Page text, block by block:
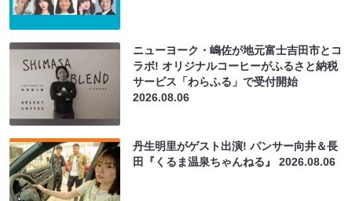
ニューヨーク・嶋佐が地元富士吉田市とコ
ラボ! オリジナルコーヒーがふるさと納税
サービス「わらふる」で受付開始
2026.08.06
丹生明里がゲスト出演! パンサー向井＆長
田『くるま温泉ちゃんねる』2026.08.06